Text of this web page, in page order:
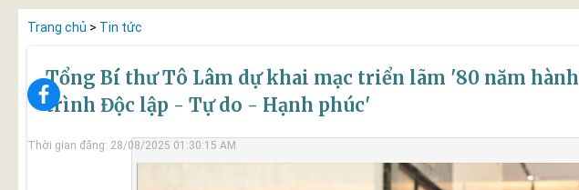
Trang chủ > Tin tức
Tổng Bí thư Tô Lâm dự khai mạc triển lãm '80 năm hành
trình Độc lập - Tự do - Hạnh phúc'
Thời gian đăng: 28/08/2025 01:30:15 AM